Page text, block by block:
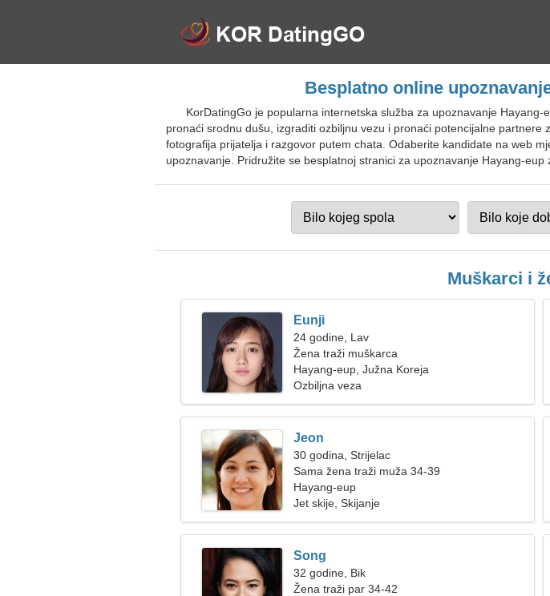
Besplatno online
KorDatingGo je popularna internetska služba za upoznavanje
pronaći srodnu dušu, izgraditi ozbiljnu vezu i pronaći potencijalne
fotografija prijatelja i razgovor putem chata. Odaberite kandidate na web
upoznavanje. Pridružite se besplatnoj stranici za upoznavanje Hayang-eup
Muškarci i
Eunji
24 godine, Lav
Žena traži muškarca
Hayang-eup, Južna Koreja
Ozbiljna veza
Jeon
30 godina, Strijelac
Sama žena traži muža 34-39
Hayang-eup
Jet skije, Skijanje
Song
32 godine, Bik
Žena traži par 34-42